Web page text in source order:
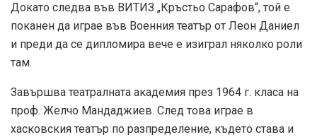
Докато следва във ВИТИЗ „Кръстьо Сарафов“, той е
поканен да играе във Военния театър от Леон Даниел
и преди да се дипломира вече е изиграл няколко роли
там.
Завършва театралната академия през 1964 г. класа на
проф. Желчо Мандаджиев. След това играе в
хасковския театър по разпределение, където става и